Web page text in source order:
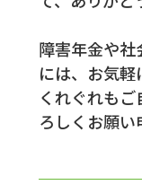
障害年金や社
には、お気軽
くれぐれも
ろしくお願い